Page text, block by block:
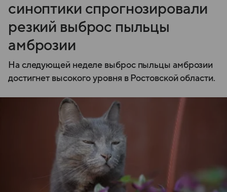
синоптики спрогнозировали
резкий выброс пыльцы
амброзии
На следующей неделе выброс пыльцы амброзии
достигнет высокого уровня в Ростовской области.